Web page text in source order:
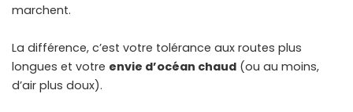
marchent.
La différence, c’est votre tolérance aux routes plus
longues et votre envie d’océan chaud (ou au moins,
d’air plus doux).